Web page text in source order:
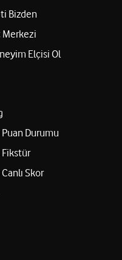
Bizden
Elçisi Ol
Durumu
Skor